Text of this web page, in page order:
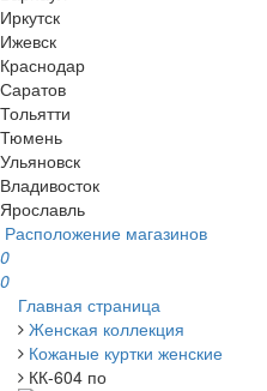
Иркутск
Ижевск
Краснодар
Саратов
Тольятти
Тюмень
Ульяновск
Владивосток
Ярославль
Расположение магазинов
0
0
Главная страница
Женская коллекция
Кожаные куртки женские
КК-604 по